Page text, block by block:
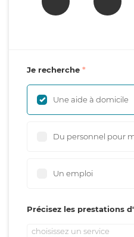
Je recherche
Une aide à domicile
Du personnel pour
Un emploi
Précisez les prestations
choisissez un service